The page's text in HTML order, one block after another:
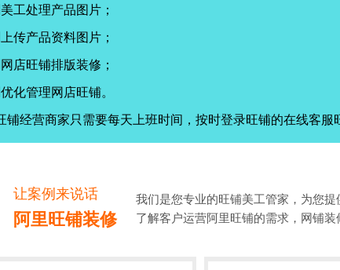
工处理产品图片；
传产品资料图片；
店旺铺排版装修；
化管理网店旺铺。
铺经营商家只需要每天上班时间，按时登录旺铺的在线客
让案例来说话
阿里旺铺装修
我们是您专业的旺铺美工管家，为您提
了解客户运营阿里旺铺的需求，网铺